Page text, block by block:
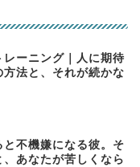
レーニング｜人に期待
方法と、それが続かな
と不機嫌になる彼。そ
、あなたが苦しくなら